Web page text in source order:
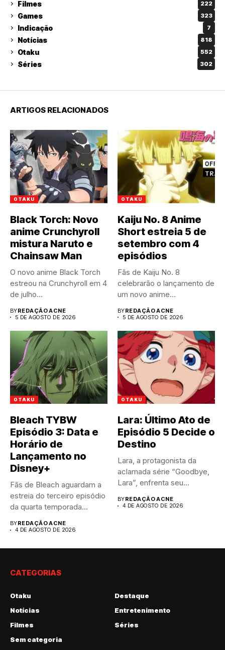
Filmes 222
Games 323
Indicação 7
Notícias 818
Otaku 552
Séries 302
ARTIGOS RELACIONADOS
OTAKU
Black Torch: Novo
anime Crunchyroll
mistura Naruto e
Chainsaw Man
O novo anime Black Torch
estreou na Crunchyroll em 4
de julho...
BYREDAÇÃO ACNE
5 DE AGOSTO DE 2026
OTAKU
Kaiju No. 8 Anime
Short estreia 5 de
setembro com 4
episódios
Fãs de Kaiju No. 8
celebrarão o lançamento de
um novo anime...
BYREDAÇÃO ACNE
5 DE AGOSTO DE 2026
OTAKU
Bleach TYBW
Episódio 3: Data e
Horário de
Lançamento no
Disney+
Fãs de Bleach aguardam a
estreia do terceiro episódio
da quarta temporada...
BYREDAÇÃO ACNE
4 DE AGOSTO DE 2026
OTAKU
Lara: Último Ato de
Episódio 5 Decide o
Destino
Lara, a protagonista da
aclamada série “Goodbye,
Lara”, enfrenta seu
momento mais...
BYREDAÇÃO ACNE
4 DE AGOSTO DE 2026
CATEGORIAS
Otaku
Destaque
Notícias
Entretenimento
Filmes
Séries
Sem categoria